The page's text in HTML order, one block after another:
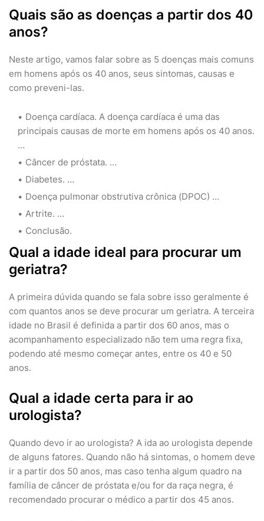
Quais são as doenças a partir dos 40
anos?
Neste artigo, vamos falar sobre as 5 doenças mais comuns
em homens após os 40 anos, seus sintomas, causas e
como preveni-las.
Doença cardíaca. A doença cardíaca é uma das
principais causas de morte em homens após os 40 anos.
…
Câncer de próstata. …
Diabetes. …
Doença pulmonar obstrutiva crônica (DPOC) …
Artrite. …
Conclusão.
Qual a idade ideal para procurar um
geriatra?
A primeira dúvida quando se fala sobre isso geralmente é
com quantos anos se deve procurar um geriatra. A terceira
idade no Brasil é definida a partir dos 60 anos, mas o
acompanhamento especializado não tem uma regra fixa,
podendo até mesmo começar antes, entre os 40 e 50
anos.
Qual a idade certa para ir ao
urologista?
Quando devo ir ao urologista? A ida ao urologista depende
de alguns fatores. Quando não há sintomas, o homem deve
ir a partir dos 50 anos, mas caso tenha algum quadro na
família de câncer de próstata e/ou for da raça negra, é
recomendado procurar o médico a partir dos 45 anos.